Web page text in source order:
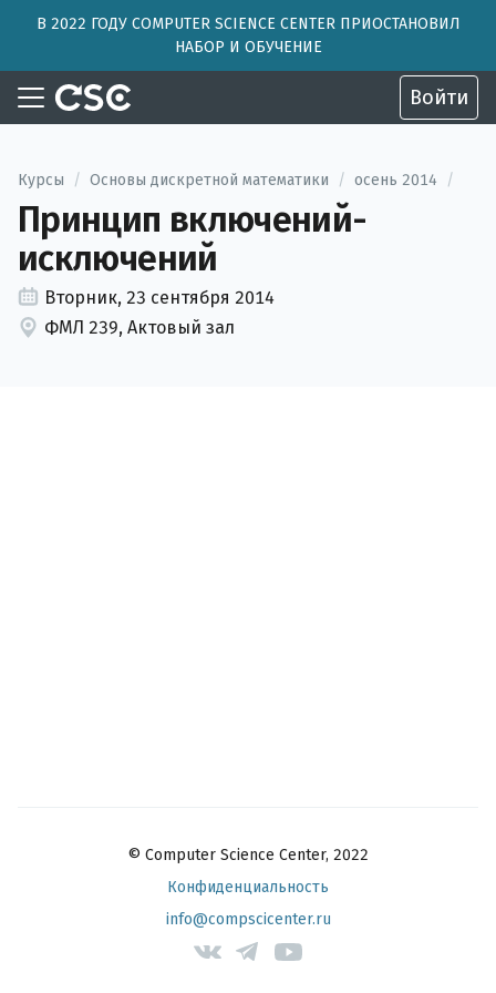
В 2022 ГОДУ COMPUTER SCIENCE CENTER ПРИОСТАНОВИЛ
НАБОР И ОБУЧЕНИЕ
Войти
Курсы / Основы дискретной математики / осень 2014 /
Принцип включений-
исключений
Вторник, 23 сентября 2014
ФМЛ 239, Актовый зал
© Computer Science Center, 2022
Конфиденциальность
info@compscicenter.ru